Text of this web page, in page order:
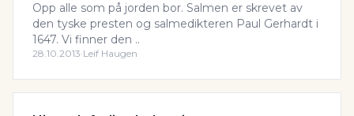
Opp alle som på jorden bor. Salmen er skrevet av
den tyske presten og salmedikteren Paul Gerhardt i
1647. Vi finner den ..
28.10.2013·Leif Haugen